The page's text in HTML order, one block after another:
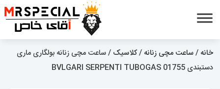
خانه /ساعت مچی زنانه /کلاسیک / ساعت مچی زنانه بولگاری ماری
دستبندی BVLGARI SERPENTI TUBOGAS 01755